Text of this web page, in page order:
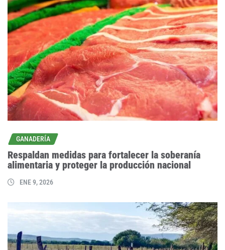
GANADERÍA
Respaldan medidas para fortalecer la soberanía
alimentaria y proteger la producción nacional
ENE 9, 2026